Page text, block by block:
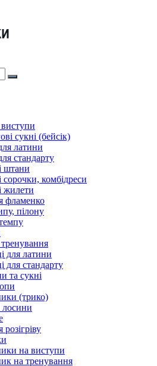
сукні (бейсік)
латини
стандарту
штани
сорочки, комбідреси
жилети
фламенко
пілону
для латини
для стандарту
та сукні
(трико)
на виступи
на тренування